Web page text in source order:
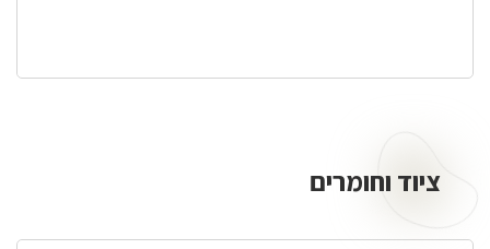
ציוד וחומרים